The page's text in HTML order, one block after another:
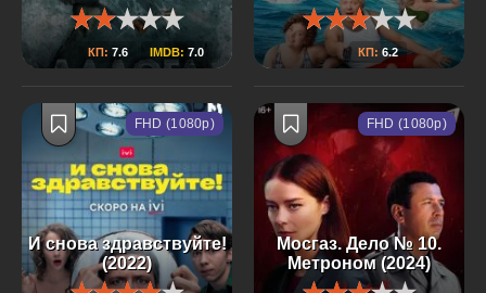
КП: 7.6 IMDB: 7.0 КП: 6.2
И снова здравствуйте!
(2022)
FHD (1080p)
Мосгаз. Дело № 10.
Метроном (2024)
FHD (1080p)